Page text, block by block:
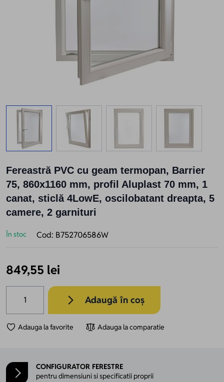
View larger imageView larger imageView larger imageView larger
Fereastră PVC cu geam termopan, Barrier
75, 860x1160 mm, profil Aluplast 70 mm, 1
canat, sticlă 4LowE, oscilobatant dreapta, 5
camere, 2 garnituri
În stoc Cod: B752706586W
849,55 lei
Adaugă în coș
Adauga la favorite Adauga la comparatie
CONFIGURATOR FERESTRE
pentru dimensiuni si specificatii proprii